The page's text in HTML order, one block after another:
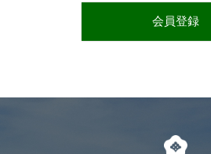
会員登録